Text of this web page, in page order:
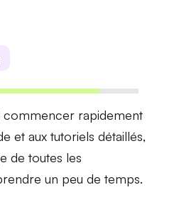
commencer rapidement
et auxtutoriels détaillés,
de toutes les
un peu de temps.